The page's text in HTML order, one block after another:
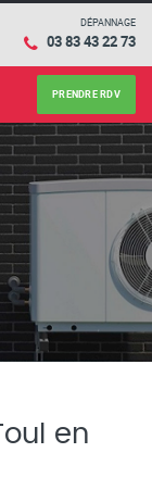
DÉPANNAGE
03 83 43 22 73
PRENDRE RDV
en